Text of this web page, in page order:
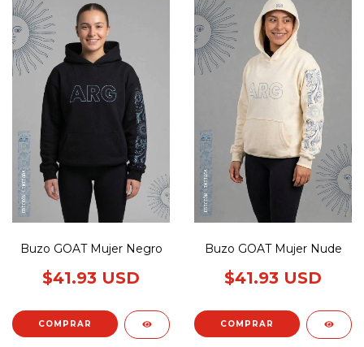
Buzo GOAT Mujer Negro
$41.93 USD
COMPRAR
Buzo GOAT Mujer Nude
$41.93 USD
COMPRAR